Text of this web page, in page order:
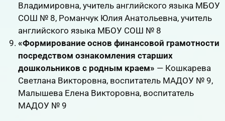
Владимировна, учитель английского языка МБОУ
СОШ № 8, Романчук Юлия Анатольевна, учитель
английского языка МБОУ СОШ № 8
«Формирование основ финансовой грамотности
посредством ознакомления старших
дошкольников с родным краем» — Кошкарева
Светлана Викторовна, воспитатель МАДОУ № 9,
Малышева Елена Викторовна, воспитатель
МАДОУ № 9